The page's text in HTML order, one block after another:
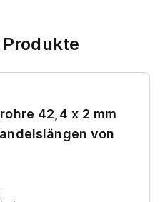
42,4 x 2 mm
von